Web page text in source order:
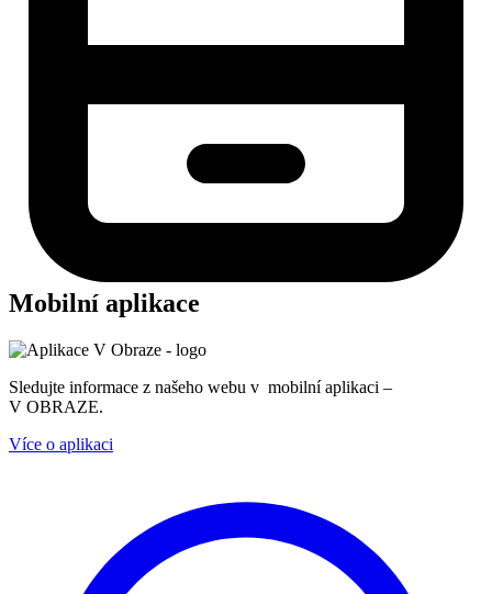
Mobilní aplikace
Sledujte informace z našeho webu v mobilní aplikaci –
V OBRAZE.
Více o aplikaci